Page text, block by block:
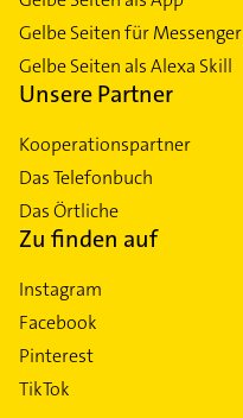
Gelbe Seiten für Messenger
Gelbe Seiten als Alexa Skill
Unsere Partner
Kooperationspartner
Das Telefonbuch
Das Örtliche
Zu finden auf
Instagram
Facebook
Pinterest
TikTok